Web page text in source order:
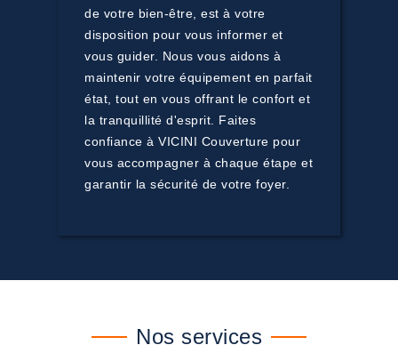
de votre bien-être, est à votre
disposition pour vous informer et
vous guider. Nous vous aidons à
maintenir votre équipement en parfait
état, tout en vous offrant le confort et
la tranquillité d'esprit. Faites
confiance à VICINI Couverture pour
vous accompagner à chaque étape et
garantir la sécurité de votre foyer.
Nos services